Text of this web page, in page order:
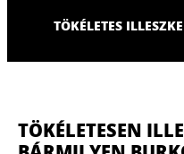
TÖKÉLETES
TÖKÉLETESEN